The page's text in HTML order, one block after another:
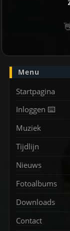
Menu
Startpagina
Inloggen ⌨️
Muziek
Tijdlijn
Nieuws
Fotoalbums
Downloads
Contact